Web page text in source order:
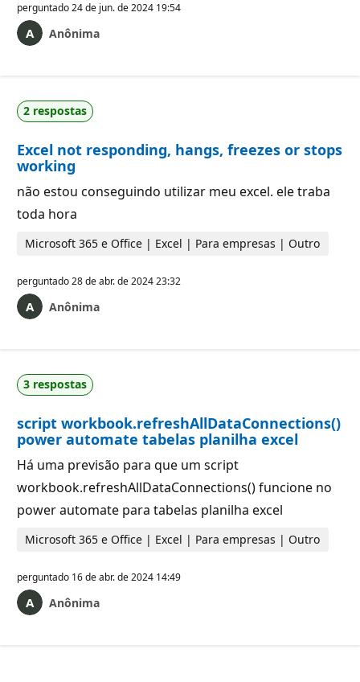
perguntado24 de jun. de 2024 19:54
Anônima
2 respostas
Excel not responding, hangs, freezes or stops
working
não estou conseguindo utilizar meu excel. ele traba
toda hora
Microsoft 365 e Office | Excel | Para empresas | Outro
perguntado28 de abr. de 2024 23:32
Anônima
3 respostas
script workbook.refreshAllDataConnections()
power automate tabelas planilha excel
Há uma previsão para que um script
workbook.refreshAllDataConnections() funcione no
power automate para tabelas planilha excel
Microsoft 365 e Office | Excel | Para empresas | Outro
perguntado 16 de abr. de 2024 14:49
Anônima